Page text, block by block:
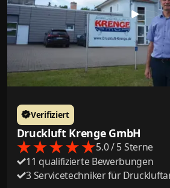
Druckluft Krenge GmbH
Verifiziert
5.0 / 5 Sterne
11 qualifizierte Bewerbungen
3 Servicetechniker für